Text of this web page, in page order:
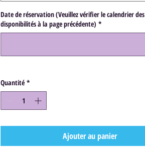
Date de réservation (Veuillez vérifier le calendrier des
disponibilités à la page précédente) *
Quantité *
Ajouter au panier